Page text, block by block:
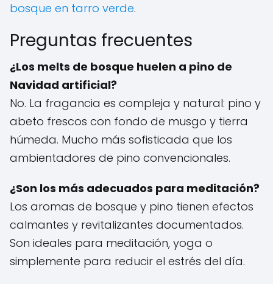
bosque en tarro verde.
Preguntas frecuentes
¿Los melts de bosque huelen a pino de
Navidad artificial?
No. La fragancia es compleja y natural: pino y
abeto frescos con fondo de musgo y tierra
húmeda. Mucho más sofisticada que los
ambientadores de pino convencionales.
¿Son los más adecuados para meditación?
Los aromas de bosque y pino tienen efectos
calmantes y revitalizantes documentados.
Son ideales para meditación, yoga o
simplemente para reducir el estrés del día.